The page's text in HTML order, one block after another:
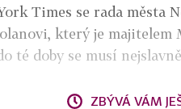
Times se rada města
který je
té doby se musí
ZBÝVÁ VÁM